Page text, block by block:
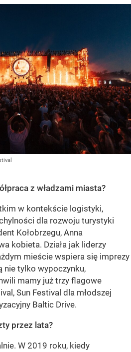
z władzami miasta?
w kontekście logistyki,
dla rozwoju turystyki
Kołobrzegu, Anna
kobieta. Działa jak liderzy
mieście wspiera się imprezy
nie tylko wypoczynku,
mamy już trzy flagowe
Sun Festival dla młodszej
Baltic Drive.
przez lata?
W 2019 roku, kiedy